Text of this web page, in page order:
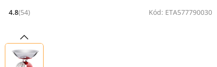
Hodnocení: 4.8 z 5 (54 recenzí)
4.8(54) Kód: ETA577790030